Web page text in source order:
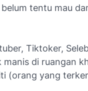
tentu mau
Tiktoker,
di ruangan
(orang yang